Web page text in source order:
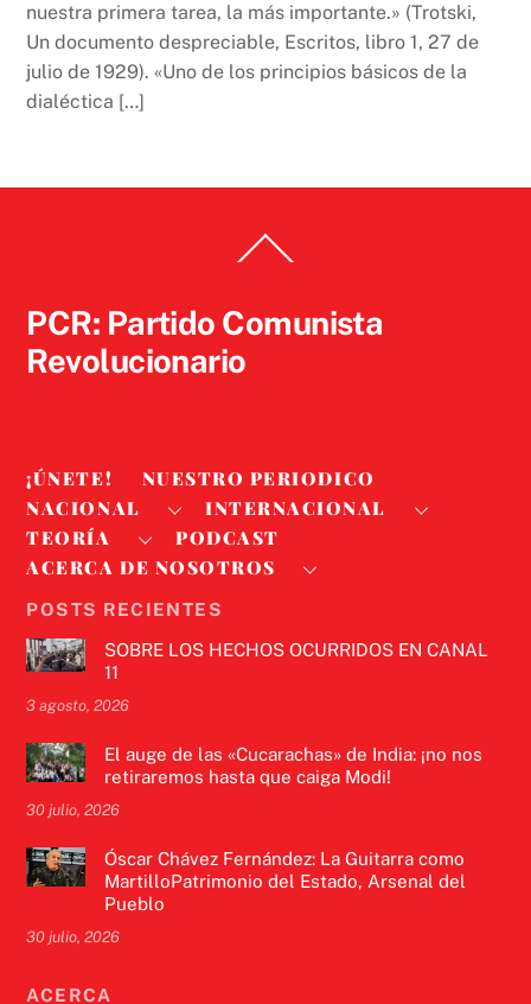
nuestra primera tarea, la más importante.» (Trotski,
Un documento despreciable, Escritos, libro 1, 27 de
julio de 1929). «Uno de los principios básicos de la
dialéctica […]
To
PCR: Partido Comunista
Revolucionario
¡ÚNETE!
NUESTRO PERIODICO
NACIONAL
INTERNACIONAL
TEORÍA
PODCAST
ACERCA DE NOSOTROS
POSTS RECIENTES
SOBRE LOS HECHOS OCURRIDOS EN CANAL
11
3 agosto, 2026
El auge de las «Cucarachas» de India: ¡no nos
retiraremos hasta que caiga Modi!
30 julio, 2026
Óscar Chávez Fernández: La Guitarra como
MartilloPatrimonio del Estado, Arsenal del
Pueblo
30 julio, 2026
ACERCA